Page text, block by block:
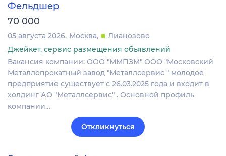
Фельдшер
70 000
05 августа 2026 Москва
Лианозово
Джейкет, сервис размещения объявлений
Вакансия компании: ООО "ММПЗМ" ООО "Московский
Металлопрокатный завод "Металлсервис " молодое
предприятие существует с 26.03.2025 года и входит в
холдинг АО "Металлсервис" . Основной профиль
компании…
Откликнуться